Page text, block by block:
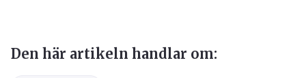
Den här artikeln handlar om: